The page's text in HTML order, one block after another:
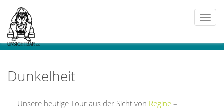
Dunkelheit
Unsere heutige Tour aus der Sicht von Regine –